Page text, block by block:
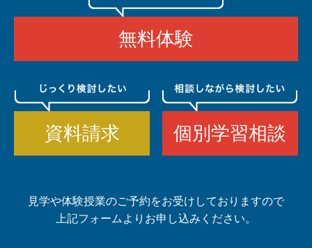
無料体験
資料請求 個別学習相談
見学や体験授業のご予約をお受けしておりますので
上記フォームよりお申し込みください。